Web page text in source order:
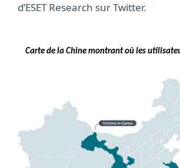
d’ESET Research sur Twitter.
Carte de la Chine montrant où les